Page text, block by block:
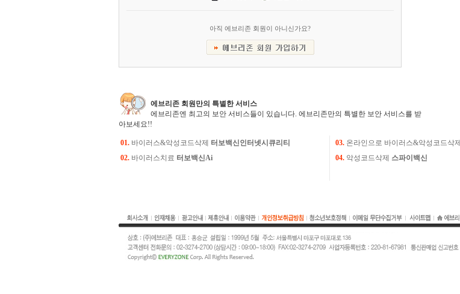
아직 에브리존 회원이 아니신가요?
에브리존 회원만의 특별한 서비스
에브리존엔 최고의 보안 서비스들이 있습니다. 에브리존만의 특별한 보안 서비스를 받
아보세요!!
01. 바이러스&악성코드삭제 터보백신인터넷시큐리티 03. 온라인으로 바이러스&악성코드삭제
02. 바이러스치료 터보백신Ai 04. 악성코드삭제 스파이백신